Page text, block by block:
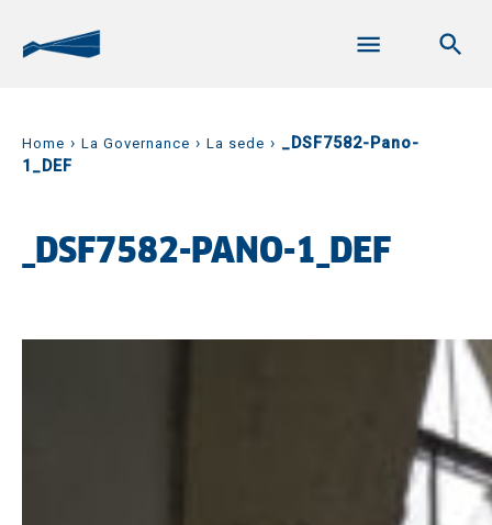
Home › La Governance › La sede › _DSF7582-Pano-
1_DEF
_DSF7582-PANO-1_DEF